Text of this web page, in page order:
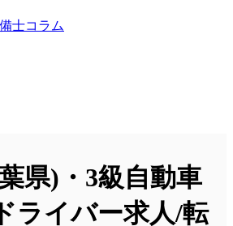
士コラム
県)・3級自動車
ライバー求人/転